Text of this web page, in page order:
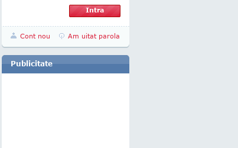
Cont nou Am uitat parola
Publicitate